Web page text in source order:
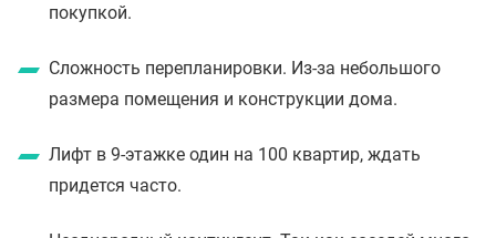
покупкой.
Сложность перепланировки. Из-за небольшого
размера помещения и конструкции дома.
Лифт в 9-этажке один на 100 квартир, ждать
придется часто.